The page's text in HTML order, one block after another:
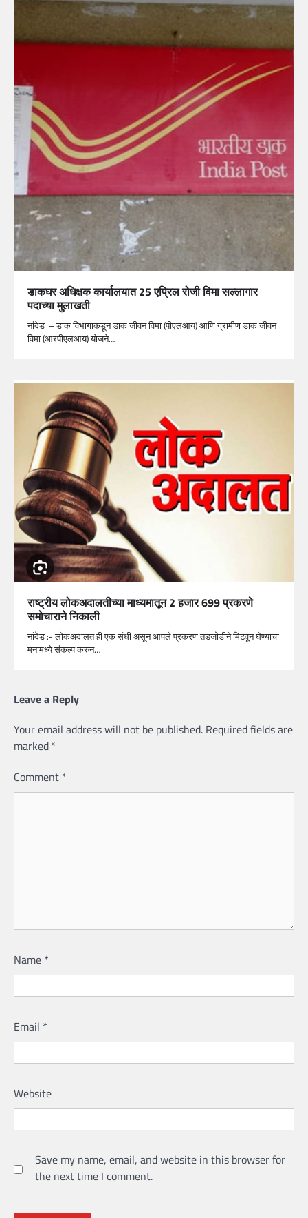
डाकघर अधिक्षक कार्यालयात 25 एप्रिल रोजी विमा सल्लागार
पदाच्या मुलाखती
नांदेड – डाक विभागाकडून डाक जीवन विमा (पीएलआय) आणि ग्रामीण डाक जीवन
विमा (आरपीएलआय) योजने…
राष्ट्रीय लोकअदालतीच्या माध्यमातून 2 हजार 699 प्रकरणे
समोचाराने निकाली
नांदेड :- लोकअदालत ही एक संधी असून आपले प्रकरण तडजोडीने मिटवून घेण्याचा
मनामध्ये संकल्प करुन…
Leave a Reply
Your email address will not be published. Required fields are
marked *
Comment *
Name *
Email *
Website
Save my name, email, and website in this browser for
the next time I comment.